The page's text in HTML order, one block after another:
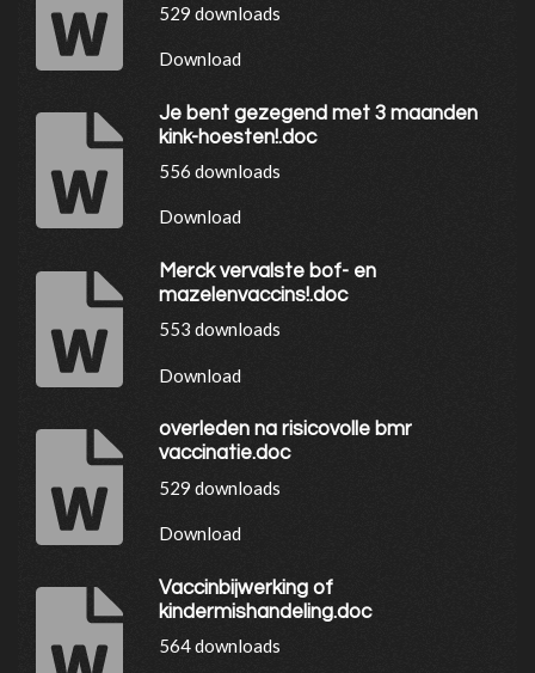
529 downloads
Download
Je bent gezegend met 3 maanden
kink-hoesten!.doc
556 downloads
Download
Merck vervalste bof- en
mazelenvaccins!.doc
553 downloads
Download
overleden na risicovolle bmr
vaccinatie.doc
529 downloads
Download
Vaccinbijwerking of
kindermishandeling.doc
564 downloads